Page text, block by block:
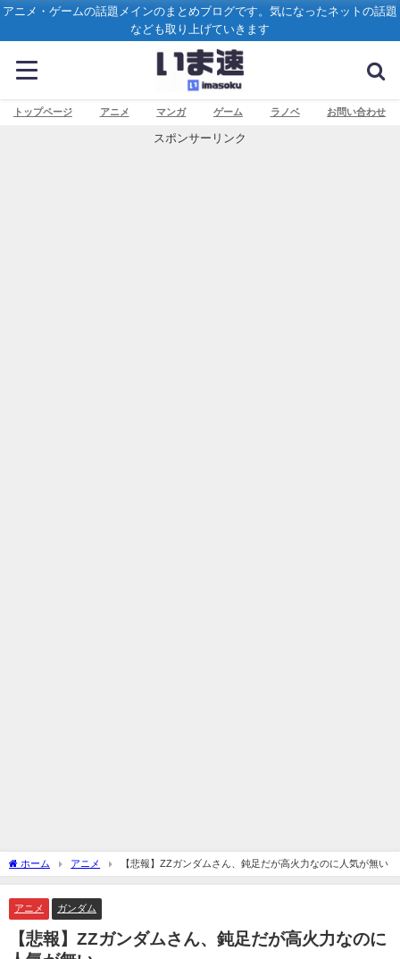
アニメ・ゲームの話題メインのまとめブログです。気になったネットの話題
なども取り上げていきます
トップページ アニメ マンガ ゲーム ラノベ お問い合わせ
スポンサーリンク
ホーム アニメ 【悲報】ZZガンダムさん、鈍足だが高火力なのに人気が無い
アニメ ガンダム
【悲報】ZZガンダムさん、鈍足だが高火力なのに